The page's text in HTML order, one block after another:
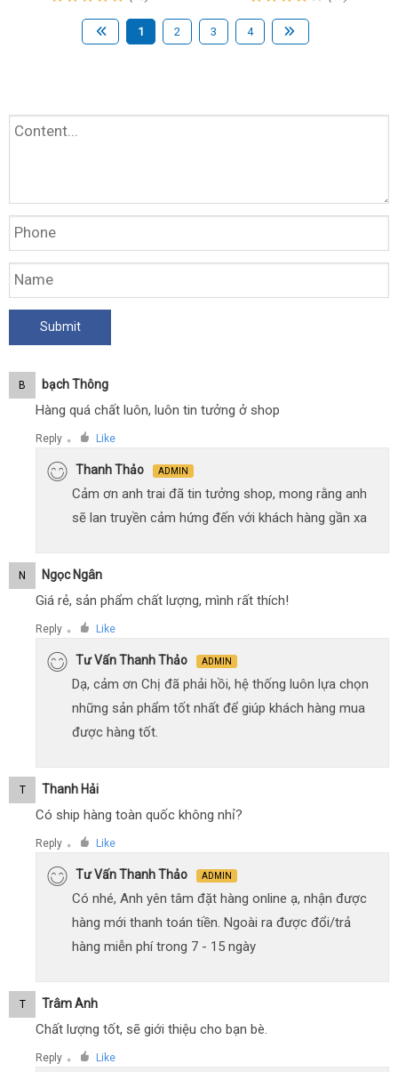
1 2 3 4
B Bạch Thông
Hàng quá chất luôn, luôn tin tưởng ở shop
Reply ● Like
Thanh Thảo ADMIN
Cảm ơn anh trai đã tin tưởng shop, mong rằng anh
sẽ lan truyền cảm hứng đến với khách hàng gần xa
N Ngọc Ngân
Giá rẻ, sản phẩm chất lượng, mình rất thích!
Reply ● Like
Tư Vấn Thanh Thảo ADMIN
Dạ, cảm ơn Chị đã phải hồi, hệ thống luôn lựa chọn
những sản phẩm tốt nhất để giúp khách hàng mua
được hàng tốt.
T Thanh Hải
Có ship hàng toàn quốc không nhỉ?
Reply ● Like
Tư Vấn Thanh Thảo ADMIN
Có nhé, Anh yên tâm đặt hàng online ạ, nhận được
hàng mới thanh toán tiền. Ngoài ra được đổi/trả
hàng miễn phí trong 7 - 15 ngày
T Trâm Anh
Chất lượng tốt, sẽ giới thiệu cho bạn bè.
Reply ● Like